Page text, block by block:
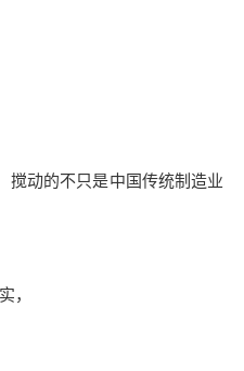
搅动的不只是中国传统制造业
，